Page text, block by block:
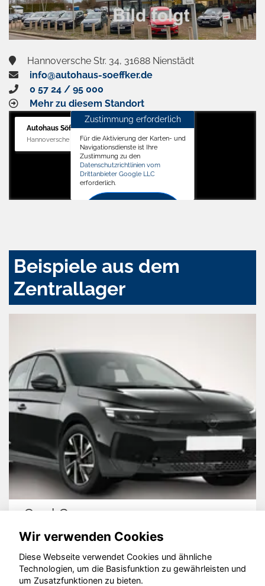
Hannoversche Str. 34, 31688 Nienstädt
info@autohaus-soeffker.de
0 57 24 / 95 000
Mehr zu diesem Standort
Autohaus Söffker GmbH
Hannoversche Str. 34, 31688 Nienstädt
Zustimmung erforderlich
Für die Aktivierung der Karten- und
Navigationsdienste ist Ihre
Zustimmung zu den
Datenschutzrichtlinien vom
Drittanbieter Google LLC
erforderlich.
Beispiele aus dem
Zentrallager
Opel Corsa
© konjunkturmotor.de GmbH 2020 - 2026
Wir verwenden Cookies
Diese Webseite verwendet Cookies und ähnliche
Technologien, um die Basisfunktion zu gewährleisten und
um Zusatzfunktionen zu bieten.